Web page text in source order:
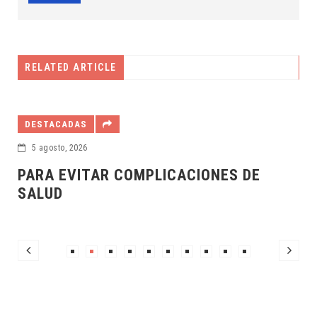
RELATED ARTICLE
DE
IMSS ORIENTA SOBRE